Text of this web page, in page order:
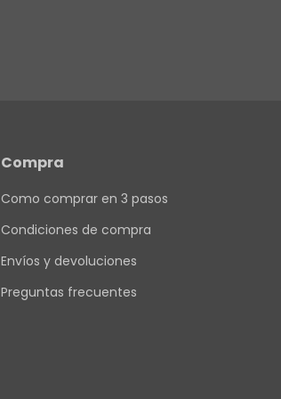
Compra
Como comprar en 3 pasos
Condiciones de compra
Envíos y devoluciones
Preguntas frecuentes